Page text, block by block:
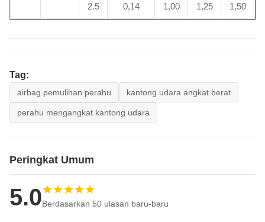
2.5 0,14 1,00 1,25 1,50
Tag:
airbag pemulihan perahu kantong udara angkat berat
perahu mengangkat kantong udara
Peringkat Umum
5.0Berdasarkan 50 ulasan baru-baru